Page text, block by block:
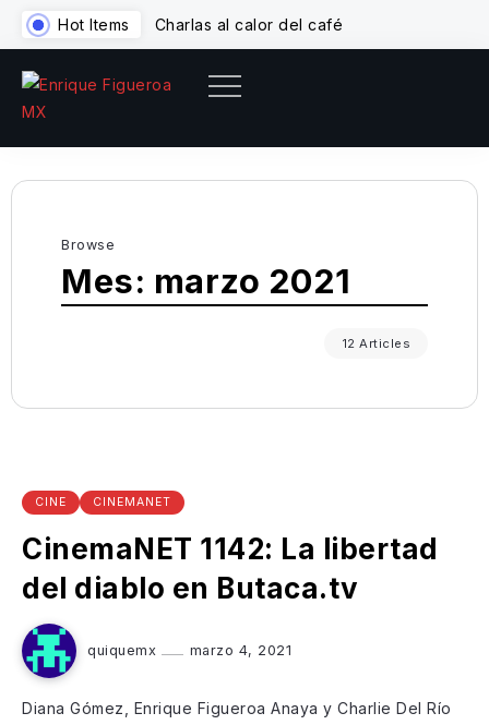
Hot Items Charlas al calor del café
Browse
Mes: marzo 2021
12 Articles
CINE CINEMANET
CinemaNET 1142: La libertad
del diablo en Butaca.tv
quiquemx marzo 4, 2021
Diana Gómez, Enrique Figueroa Anaya y Charlie Del Río